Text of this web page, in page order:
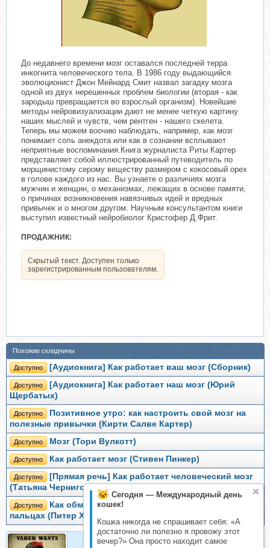
Сегодня — Международный день
кошек!
Кошка никогда не спрашивает себя: «А
достаточно ли полезно я провожу этот
вечер?» Она просто находит самое
До недавнего времени мозг оставался последней терра
инкогнита человеческого тела. В 1986 году выдающийся
эволюционист Джон Мейнард Смит назвал загадку мозга
одной из двух нерешенных проблем биологии (вторая - как
зародыш превращается во взрослый организм). Новейшие
методы нейровизуализации дают не менее четкую картину
наших мыслей и чувств, чем рентген - нашего скелета.
Теперь мы можем воочию наблюдать, например, как мозг
понимает соль анекдота или как в сознании всплывают
неприятные воспоминания.Книга журналиста Риты Картер
представляет собой иллюстрированный путеводитель по
морщинистому серому веществу размером с кокосовый орех
в голове каждого из нас. Вы узнаете о различиях мозга
мужчин и женщин, о механизмах, лежащих в основе памяти,
о причинах возникновения навязчивых идей и вредных
привычек и о многом другом. Научным консультантом книги
выступил известный нейробиолог Кристофер Д.Фрит.
ПРОДАЖНИК:
Скрытый текст. Доступен только
зарегистрированным пользователям.
Похожие складчины
Доступно [Аудиокнига] Как работает ваш мозг (Сборник)
Доступно
[Аудиокнига] Как работает наш мозг (Юрий
Щербатых)
Доступно
Позитивное утро: как настроить свой мозг на
полезные привычки (Кирти Салве Картер)
Доступно Мозг (Тори Вулкотт)
Доступно Как работает мозг (Стивен Пинкер)
Доступно
[Прямая речь] Как работает человеческий мозг
(Татьяна Черниговская)
Доступно
Как обмануть мозг. Нейродисциплина на
пальцах (Питер Холлинс)